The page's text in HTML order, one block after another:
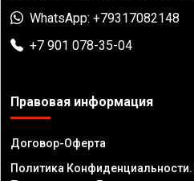
WhatsApp: +79317082148
+7 901 078-35-04
Правовая информация
Договор-Оферта
Политика